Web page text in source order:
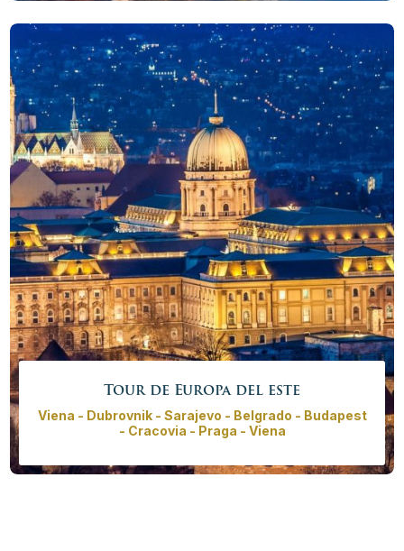
misteriosos monasterios, coloridos viñedos, hermosas
ciudades, lagos de cuento de hadas y ríos de los
Alpes y pruebe el mar Mediterráneo.
Precio desde 2450,00€ – 9435,00€ €/
persona
Más info Reservar ahora
Tour de Europa del este
Viena - Dubrovnik - Sarajevo - Belgrado - Budapest
- Cracovia - Praga - Viena
Explore los mejores destinos de la ´Nueva Europa´ en